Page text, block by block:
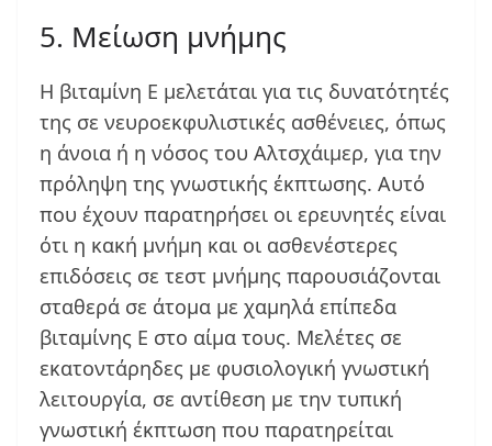
5. Μείωση μνήμης
Η βιταμίνη Ε μελετάται για τις δυνατότητές
της σε νευροεκφυλιστικές ασθένειες, όπως
η άνοια ή η νόσος του Αλτσχάιμερ, για την
πρόληψη της γνωστικής έκπτωσης. Αυτό
που έχουν παρατηρήσει οι ερευνητές είναι
ότι η κακή μνήμη και οι ασθενέστερες
επιδόσεις σε τεστ μνήμης παρουσιάζονται
σταθερά σε άτομα με χαμηλά επίπεδα
βιταμίνης Ε στο αίμα τους. Μελέτες σε
εκατοντάρηδες με φυσιολογική γνωστική
λειτουργία, σε αντίθεση με την τυπική
γνωστική έκπτωση που παρατηρείται